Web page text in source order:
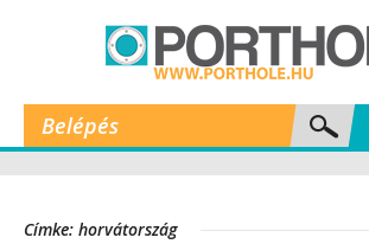
Belépés
Címke: horvátország